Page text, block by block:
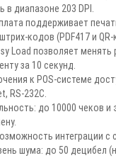
в диапазоне 203 DPI.
поддерживает
кодов (PDF417 и QR-
Load позволяет менять
за 10 секунд.
к POS-системе
RS-232C.
до 10000 чеков и
интеграции с
шума: до 50 децибел